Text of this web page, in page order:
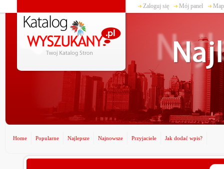
Zaloguj się Mój panel
Home Popularne Najlepsze Najnowsze Przyjaciele Jak dodać wpis?